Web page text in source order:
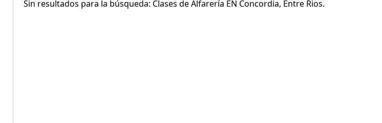
Sin resultados para la búsqueda: Clases de Alfarería EN Concordia, Entre Rios.